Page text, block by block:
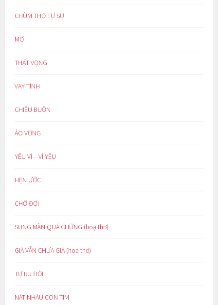
CHÙM THƠ TỰ SỰ
MƠ
THẤT VỌNG
VAY TÌNH
CHIỀU BUỒN
ẢO VỌNG
YÊU VÌ – VÌ YÊU
HẸN ƯỚC
CHỜ ĐỢI
SUNG MÃN QUÁ CHỪNG (hoạ thơ)
GIÀ VẪN CHƯA GIÀ (hoạ thơ)
TỰ RU ĐỜI
NÁT NHÀU CON TIM